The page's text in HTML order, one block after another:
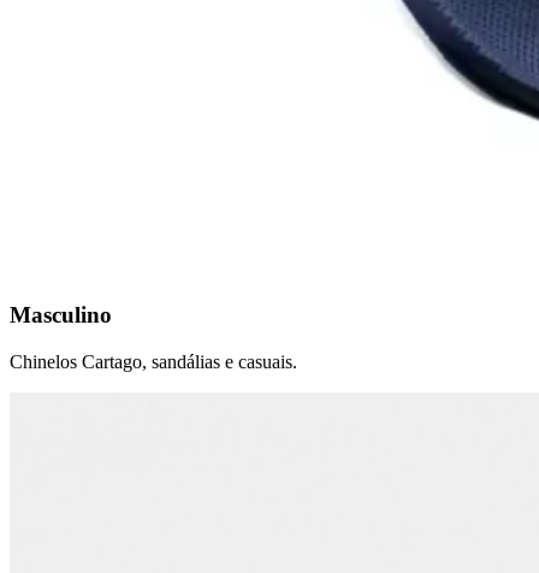
Masculino
Chinelos Cartago, sandálias e casuais.